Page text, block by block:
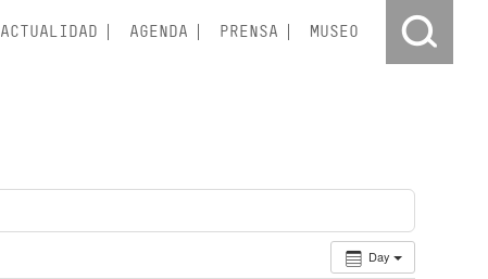
ACTUALIDAD AGENDA PRENSA MUSEO
Day